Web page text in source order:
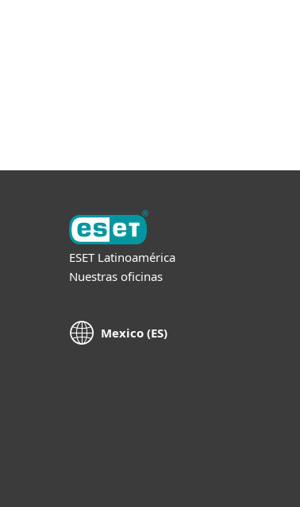
ESET Latinoamérica
Nuestras oficinas
Mexico (ES)